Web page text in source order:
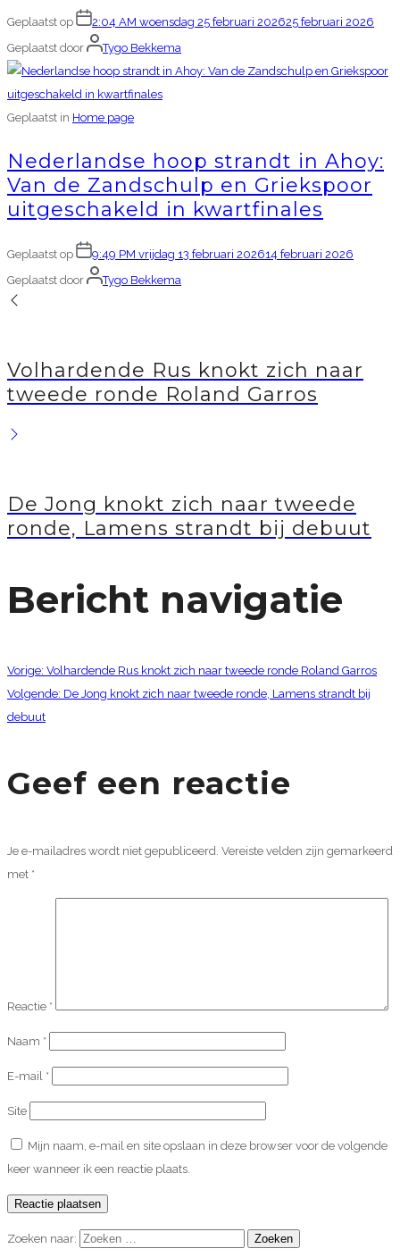
Geplaatst op 2:04 AM woensdag 25 februari 202625 februari 2026
Geplaatst door
Tygo Bekkema
Geplaatst in Home page
Nederlandse hoop strandt in Ahoy:
Van de Zandschulp en Griekspoor
uitgeschakeld in kwartfinales
Geplaatst op 9:49 PM vrijdag 13 februari 202614 februari 2026
Geplaatst door
Tygo Bekkema
Volhardende Rus knokt zich naar
tweede ronde Roland Garros
De Jong knokt zich naar tweede
ronde, Lamens strandt bij debuut
Bericht navigatie
Vorige: Volhardende Rus knokt zich naar tweede ronde Roland Garros
Volgende: De Jong knokt zich naar tweede ronde, Lamens strandt bij
debuut
Geef een reactie
Je e-mailadres wordt niet gepubliceerd. Vereiste velden zijn gemarkeerd
met *
Reactie *
Naam *
E-mail *
Site
Mijn naam, e-mail en site opslaan in deze browser voor de volgende
keer wanneer ik een reactie plaats.
Zoeken naar: